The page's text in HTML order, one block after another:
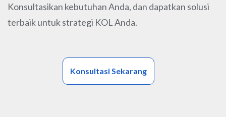
Konsultasikan kebutuhan Anda, dan dapatkan solusi
terbaik untuk strategi KOL Anda.
Konsultasi Sekarang